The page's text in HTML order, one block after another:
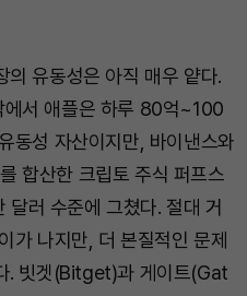
의 유동성은 아직 매우 얕다.
에서 애플은 하루 80억~100
동성 자산이지만, 바이낸스와
합산한 크립토 주식 퍼프스
러 수준에 그쳤다. 절대 거
가 나지만, 더 본질적인 문제
. 빗겟(Bitget)과 게이트(Gat